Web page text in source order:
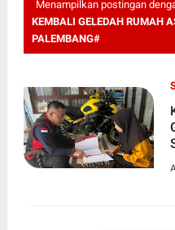
Menampilkan postingan
KEMBALI GELEDAH RUMAH
PALEMBANG#